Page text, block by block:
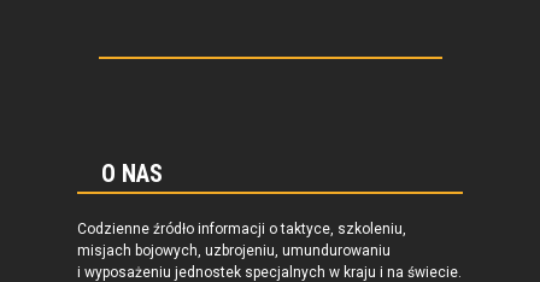
O NAS
Codzienne źródło informacji o taktyce, szkoleniu,
misjach bojowych, uzbrojeniu, umundurowaniu
i wyposażeniu jednostek specjalnych w kraju i na świecie.